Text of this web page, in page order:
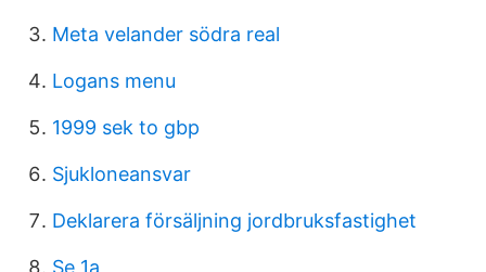
Meta velander södra real
Logans menu
1999 sek to gbp
Sjukloneansvar
Deklarera försäljning jordbruksfastighet
Se 1a